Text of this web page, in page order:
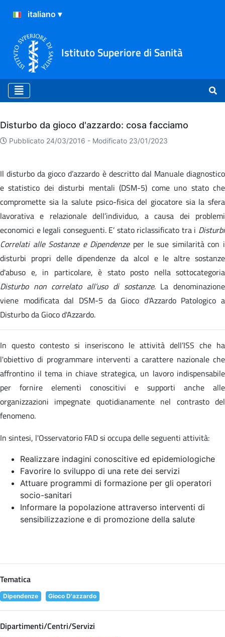
Istituto Superiore di Sanità
Archivio
Disturbo da gioco d'azzardo: cosa facciamo
Pubblicato 24/03/2016 - Modificato 23/01/2023
Il disturbo da gioco d’azzardo è descritto dal Manuale diagnostico
e statistico dei disturbi mentali (DSM-5) come uno stato che
compromette sia la salute psico-fisica del giocatore sia la sfera
lavorativa e relazionale dell’individuo, a causa dei problemi
economici e legali conseguenti. E’ stato riclassificato tra i Disturbi
Correlati alle Sostanze e Dipendenzeper le sue similarità con i
disturbi propri delle dipendenze da alcol e le altre sostanze
d'abuso e, in particolare, è stato posto nella sottocategoria
Disturbo non correlato all’uso di sostanze. La denominazione
viene modificata dal DSM-5 da Gioco d'Azzardo Patologico a
Disturbo da Gioco d'Azzardo.
In questo contesto si inseriscono le attività dell’ISS che ha
l'obiettivo di programmare interventi a carattere nazionale che
affrontino il tema in chiave strategica, un lavoro indispensabile
per fornire elementi conoscitivi e supporti anche alle
organizzazioni impegnate quotidianamente nel contrasto del
fenomeno.
In sintesi, l'Osservatorio FAD si occupa delle seguenti attività:
Realizzare indagini conoscitive ed epidemiologiche
Favorire lo sviluppo di una rete dei servizi
Attuare programmi di formazione per gli operatori
socio-sanitari
Informare la popolazione attraverso interventi di
sensibilizzazione e di promozione della salute
Tematica
Dipendenze Gioco D'azzardo
Dipartimenti/Centri/Servizi